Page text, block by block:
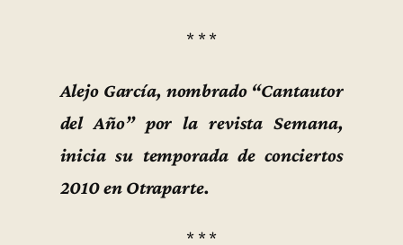
* * *
Alejo García, nombrado “Cantautor
del Año” por la revista Semana,
inicia su temporada de conciertos
2010 en Otraparte.
* * *